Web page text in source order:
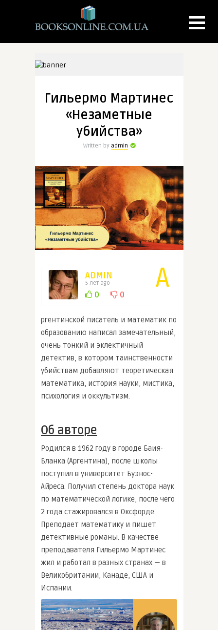
Гильермо Мартинес
«Незаметные
убийства»
Written by admin
ADMIN
5 лет ago
0 0
А
ргентинской писатель и математик по
образованию написал замечательный,
очень тонкий и эклектичный
детектив, в котором таинственности
убийствам добавляют теоретическая
математика, история науки, мистика,
психология и оккультизм.
Об авторе
Родился в 1962 году в городе Баия-
Бланка (Аргентина), после школы
поступил в университет Буэнос-
Айреса. Получил степень доктора наук
по математической логике, после чего
2 года стажировался в Оксфорде.
Преподает математику и пишет
детективные романы. В качестве
преподавателя Гильермо Мартинес
жил и работал в разных странах — в
Великобритании, Канаде, США и
Испании.